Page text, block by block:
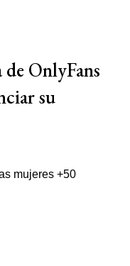
OnlyFans
su